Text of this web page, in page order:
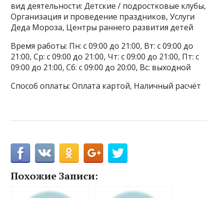
вид деятельности: Детские / подростковые клубы,
Организация и проведение праздников, Услуги
Деда Мороза, Центры раннего развития детей
Время работы: Пн: с 09:00 до 21:00, Вт: с 09:00 до
21:00, Ср: с 09:00 до 21:00, Чт: с 09:00 до 21:00, Пт: с
09:00 до 21:00, Сб: с 09:00 до 20:00, Вс: выходной
Способ оплаты: Оплата картой, Наличный расчёт
Похожие Записи: